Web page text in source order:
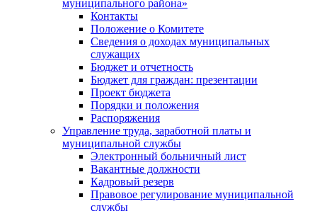
муниципального района»
Контакты
Положение о Комитете
Сведения о доходах муниципальных
служащих
Бюджет и отчетность
Бюджет для граждан: презентации
Проект бюджета
Порядки и положения
Распоряжения
Управление труда, заработной платы и
муниципальной службы
Электронный больничный лист
Вакантные должности
Кадровый резерв
Правовое регулирование муниципальной
службы